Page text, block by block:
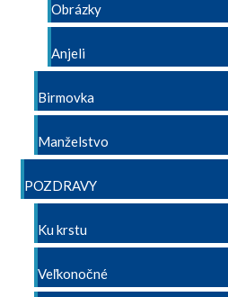
Obrázky
Anjeli
Birmovka
Manželstvo
POZDRAVY
Ku krstu
Veľkonočné